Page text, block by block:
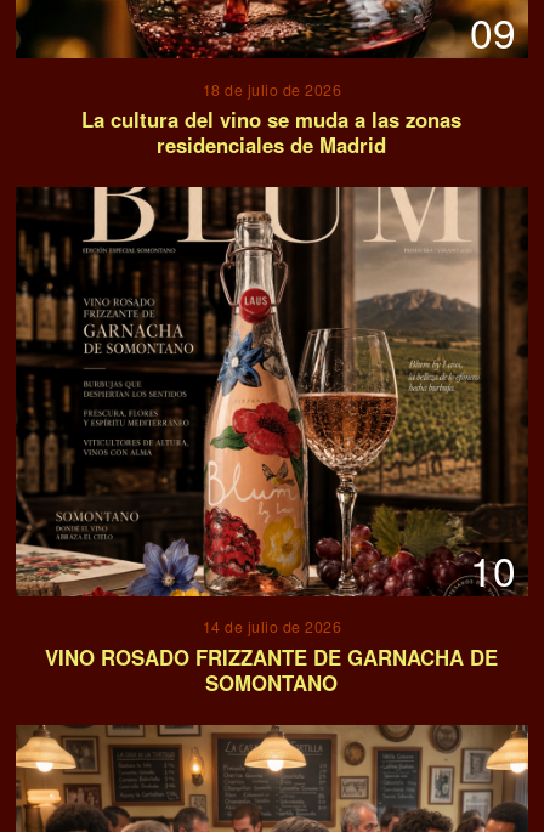
09
18 de julio de 2026
La cultura del vino se muda a las zonas
residenciales de Madrid
10
14 de julio de 2026
VINO ROSADO FRIZZANTE DE GARNACHA DE
SOMONTANO